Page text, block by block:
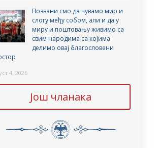
Позвани смо да чувамо мир и
слогу међу собом, али и да у
миру и поштовању живимо са
свим народима са којима
делимо овај благословени
4, 2026
Још чланака